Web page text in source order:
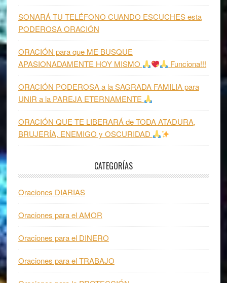
SONARÁ TU TELÉFONO CUANDO ESCUCHES esta
PODEROSA ORACIÓN
ORACIÓN para que ME BUSQUE
APASIONADAMENTE HOY MISMO
Funciona!!!
ORACIÓN PODEROSA a la SAGRADA FAMILIA para
UNIR a la PAREJA ETERNAMENTE
ORACIÓN QUE TE LIBERARÁ de TODA ATADURA,
BRUJERÍA, ENEMIGO y OSCURIDAD
CATEGORÍAS
Oraciones DIARIAS
Oraciones para el AMOR
Oraciones para el DINERO
Oraciones para el TRABAJO